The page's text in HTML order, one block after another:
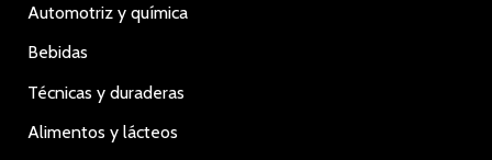
Automotriz y química
Bebidas
Técnicas y duraderas
Alimentos y lácteos